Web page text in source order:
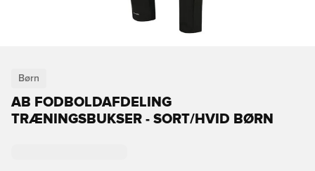
Børn
AB FODBOLDAFDELING
TRÆNINGSBUKSER - SORT/HVID BØRN